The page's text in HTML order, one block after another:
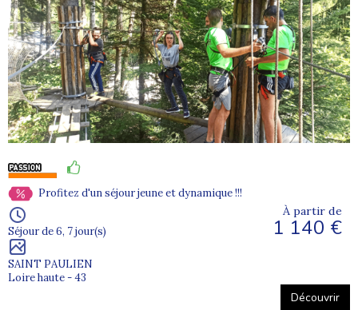
Profitez d'un séjour jeune et dynamique !!!
Séjour de 6, 7 jour(s)
SAINT PAULIEN
Loire haute - 43
À partir de
1 140 €
Découvrir